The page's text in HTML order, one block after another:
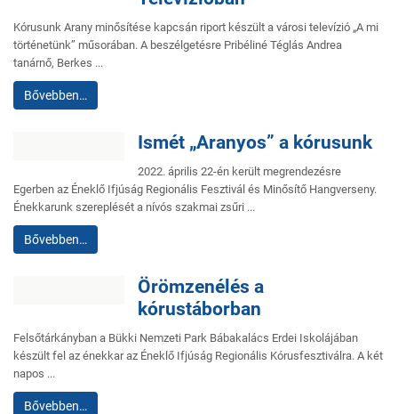
Kórusunk Arany minősítése kapcsán riport készült a városi televízió „A mi
történetünk” műsorában. A beszélgetésre Pribéliné Téglás Andrea
tanárnő, Berkes ...
Bővebben…
Ismét „Aranyos” a kórusunk
2022. április 22-én került megrendezésre
Egerben az Éneklő Ifjúság Regionális Fesztivál és Minősítő Hangverseny.
Énekkarunk szereplését a nívós szakmai zsűri ...
Bővebben…
Örömzenélés a
kórustáborban
Felsőtárkányban a Bükki Nemzeti Park Bábakalács Erdei Iskolájában
készült fel az énekkar az Éneklő Ifjúság Regionális Kórusfesztiválra. A két
napos ...
Bővebben…